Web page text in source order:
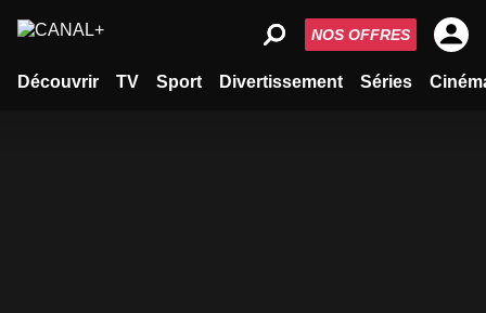
Découvrir TV Sport Divertissement Séries
NOS OFFRES